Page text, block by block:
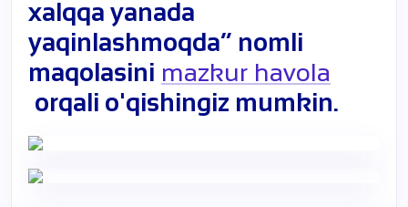
xalqqa yanada
yaqinlashmoqda” nomli
maqolasini mazkur havola
orqali o'qishingiz mumkin.